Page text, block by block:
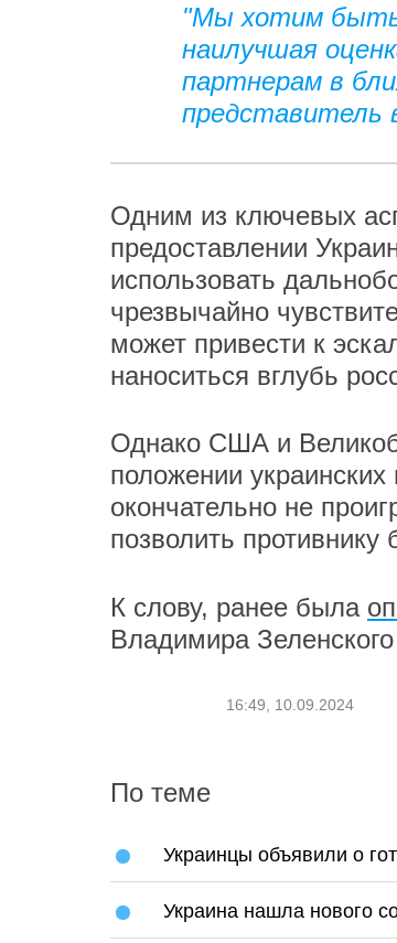
"Мы хотим быть
наилучшая
партнерам в
представитель
Одним из ключевых
предоставлении
использовать
чрезвычайно
может привести к
наноситься вглубь
Однако США и
положении
окончательно не
позволить противнику
К слову, ранее была
Владимира
16:49, 10.09.2024
По теме
Украинцы объявили о
Украина нашла нового